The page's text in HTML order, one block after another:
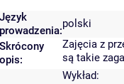
Język
prowadzenia:
polski
Skrócony
opis:
Zajęcia z
są takie
Wykład: